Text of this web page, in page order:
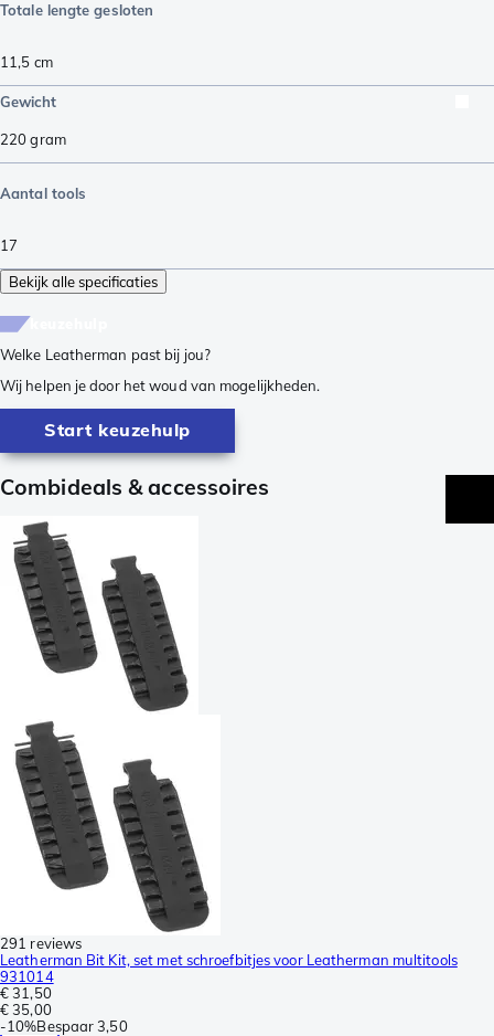
Totale lengte gesloten
11,5 cm
Gewicht
220gram
Aantal tools
17
Bekijk alle specificaties
Welke Leatherman past bij jou?
Wij helpen je door het woud van mogelijkheden.
Start keuzehulp
Combideals & accessoires
291 reviews
Leatherman Bit Kit, set met schroefbitjes voor Leatherman multitools
931014
€ 31,50
€ 35,00
-10%Bespaar 3,50